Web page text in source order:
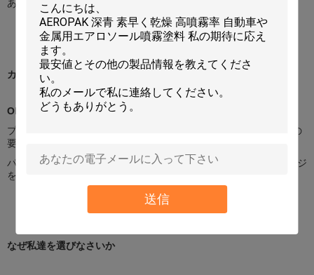
送信
ある。
カスタム化
OEMおよびODM
プロダクト:私達は私達のTechnicistsのcomfirmationの後であなたの
要求されたプロダクトを作り出してもいい。
パッケージ: 私達はあなたの要求されたサイズに基づいてパッケージ
を設計してもいい。
なぜ私達を選びなさいか